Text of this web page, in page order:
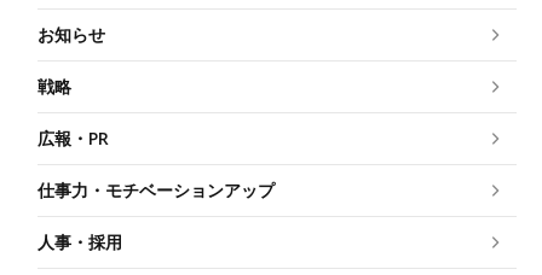
お知らせ
戦略
広報・PR
仕事力・モチベーションアップ
人事・採用